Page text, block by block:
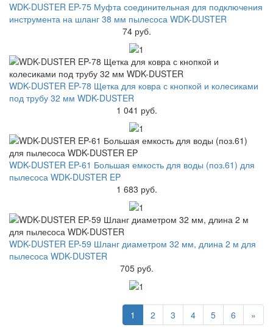
WDK-DUSTER EP-75 Муфта соединительная для подключения
инструмента на шланг 38 мм пылесоса WDK-DUSTER
74 руб.
WDK-DUSTER EP-78 Щетка для ковра с кнопкой и колесиками
под трубу 32 мм WDK-DUSTER
1 041 руб.
WDK-DUSTER EP-61 Большая емкость для воды (поз.61) для
пылесоса WDK-DUSTER EP
1 683 руб.
WDK-DUSTER EP-59 Шланг диаметром 32 мм, длина 2 м для
пылесоса WDK-DUSTER
705 руб.
1 2 3 4 5 6 »